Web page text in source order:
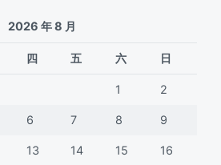
2026 年 8 月
四 五 六 日
1 2
6 7 8 9
13 14 15 16